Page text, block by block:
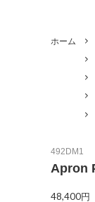
Outer
Denim
ホーム
492DM1
Apron
48,400円